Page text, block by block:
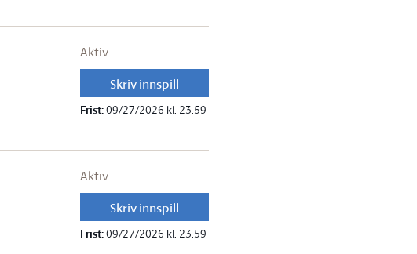
Aktiv
Skriv innspill
Frist:09/27/2026 kl. 23.59
Aktiv
Skriv innspill
Frist:09/27/2026 kl. 23.59